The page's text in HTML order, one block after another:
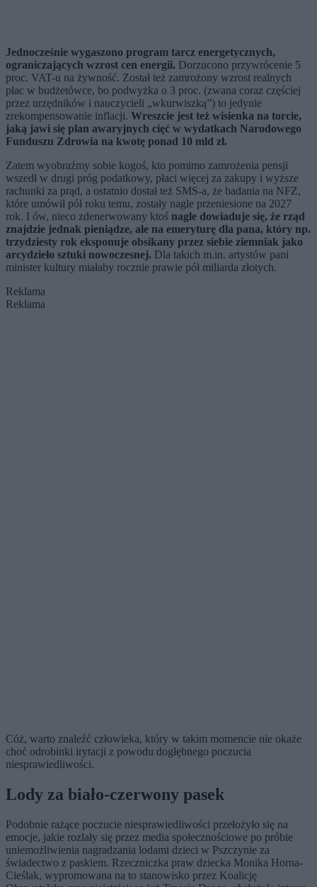
Jednocześnie wygaszono program tarcz energetycznych,
ograniczających wzrost cen energii. Dorzucono przywrócenie 5
proc. VAT-u na żywność. Został też zamrożony wzrost realnych
płac w budżetówce, bo podwyżka o 3 proc. (zwana coraz częściej
przez urzędników i nauczycieli „wkurwiszką”) to jedynie
zrekompensowanie inflacji. Wreszcie jest też wisienka na torcie,
jaką jawi się plan awaryjnych cięć w wydatkach Narodowego
Funduszu Zdrowia na kwotę ponad 10 mld zł.
Zatem wyobraźmy sobie kogoś, kto pomimo zamrożenia pensji
wszedł w drugi próg podatkowy, płaci więcej za zakupy i wyższe
rachunki za prąd, a ostatnio dostał też SMS-a, że badania na NFZ,
które umówił pół roku temu, zostały nagle przeniesione na 2027
rok. I ów, nieco zdenerwowany ktoś nagle dowiaduje się, że rząd
znajdzie jednak pieniądze, ale na emeryturę dla pana, który np.
trzydziesty rok eksponuje obsikany przez siebie ziemniak jako
arcydzieło sztuki nowoczesnej. Dla takich m.in. artystów pani
minister kultury miałaby rocznie prawie pół miliarda złotych.
Reklama
Reklama
Cóż, warto znaleźć człowieka, który w takim momencie nie okaże
choć odrobinki irytacji z powodu dogłębnego poczucia
niesprawiedliwości.
Lody za biało-czerwony pasek
Podobnie rażące poczucie niesprawiedliwości przełożyło się na
emocje, jakie rozlały się przez media społecznościowe po próbie
uniemożliwienia nagradzania lodami dzieci w Pszczynie za
świadectwo z paskiem. Rzeczniczka praw dziecka Monika Horna-
Cieślak, wypromowana na to stanowisko przez Koalicję